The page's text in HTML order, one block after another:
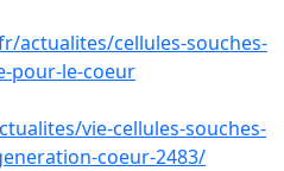
actualites/cellules-souches-
pour-le-coeur
vie-cellules-souches-
coeur-2483/